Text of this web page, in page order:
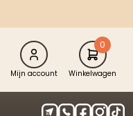
Mijn account
0
Winkelwagen